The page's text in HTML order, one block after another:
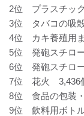
2位 プラスチッ
3位 タバコの吸
4位 カキ養殖用
5位 発砲スチロ
6位 発砲スチロ
7位 花火 3,436
8位 食品の包装
9位 飲料用ボト